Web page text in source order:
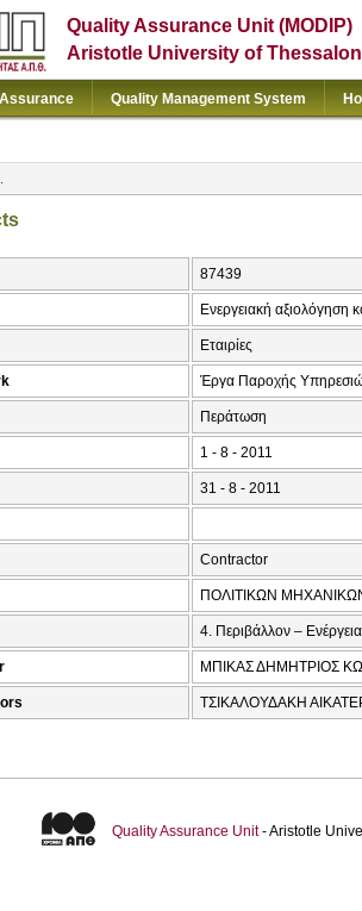
Quality Assurance Unit (MODIP)
Aristotle University of
Quality Management System
87439
Ενεργειακή αξιολόγηση
Εταιρίες
Έργα Παροχής
Περάτωση
1 - 8 - 2011
31 - 8 - 2011
Contractor
ΠΟΛΙΤΙΚΩΝ
4. Περιβάλλον – Ενέργεια
ΜΠΙΚΑΣ ΔΗΜΗΤΡΙΟΣ
ΤΣΙΚΑΛΟΥΔΑΚΗ
Quality Assurance Unit- Aristotle